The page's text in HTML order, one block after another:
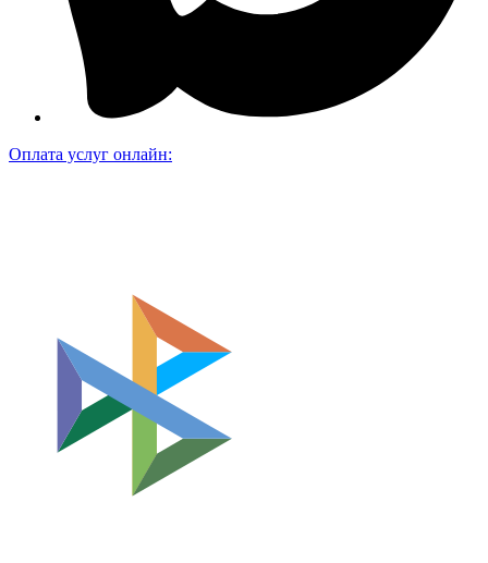
Оплата услуг онлайн: